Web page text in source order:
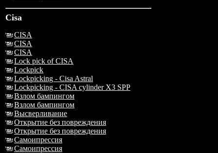
Cisa
CISA
CISA
CISA
Lock pick of CISA
Lockpick
Lockpicking - Cisa Astral
Lockpicking - CISA cylinder X3 SPP
Взлом бампингом
Взлом бампингом
Высверливание
Открытие без повреждения
Открытие без повреждения
Самоипрессия
Самоипрессия